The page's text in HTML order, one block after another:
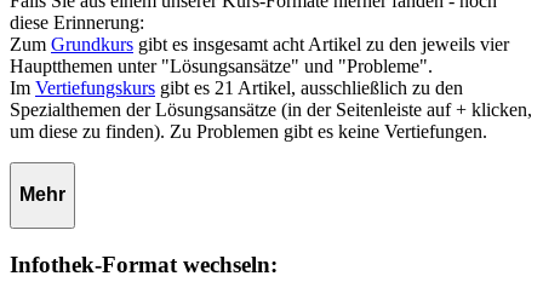
diese Erinnerung:
Zum Grundkurs gibt es insgesamt acht Artikel zu den jeweils vier
Hauptthemen unter "Lösungsansätze" und "Probleme".
Im Vertiefungskurs gibt es 21 Artikel, ausschließlich zu den
Spezialthemen der Lösungsansätze (in der Seitenleiste auf + klicken,
um diese zu finden). Zu Problemen gibt es keine Vertiefungen.
Mehr
Infothek-Format wechseln: